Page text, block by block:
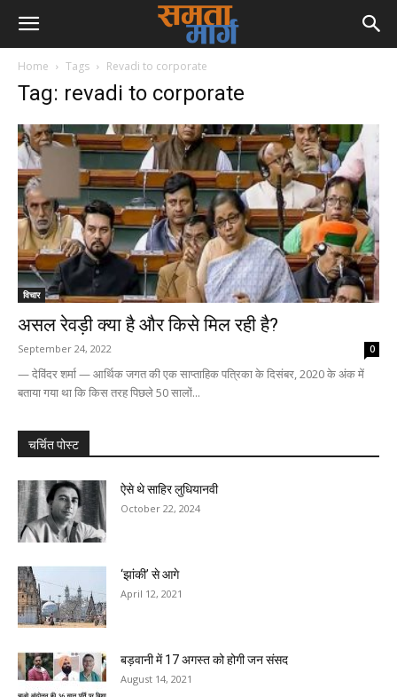
Home Tags Revadi to corporate
Tag: revadi to corporate
विचार
असल रेवड़ी क्या है और किसे मिल रही है?
September 24, 2022 0
— देविंदर शर्मा — आर्थिक जगत की एक साप्ताहिक पत्रिका के दिसंबर, 2020 के अंक में
बताया गया था कि किस तरह पिछले 50 सालों...
चर्चित पोस्ट
ऐसे थे साहिर लुधियानवी
October 22, 2024
‘झांकी’ से आगे
April 12, 2021
बड़वानी में 17 अगस्त को होगी जन संसद
August 14, 2021